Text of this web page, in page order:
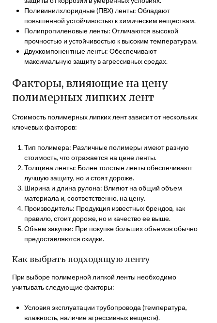
Поливинилхлоридные (ПВХ) ленты: Обладают
повышенной устойчивостью к химическим веществам.
Полипропиленовые ленты: Отличаются высокой
прочностью и устойчивостью к высоким температурам.
Двухкомпонентные ленты: Обеспечивают
максимальную защиту в агрессивных средах.
Факторы, влияющие на цену
полимерных липких лент
Стоимость полимерных липких лент зависит от нескольких
ключевых факторов:
Тип полимера: Различные полимеры имеют разную
стоимость, что отражается на цене ленты.
Толщина ленты: Более толстые ленты обеспечивают
лучшую защиту, но и стоят дороже.
Ширина и длина рулона: Влияют на общий объем
материала и, соответственно, на цену.
Производитель: Продукция известных брендов, как
правило, стоит дороже, но и качество ее выше.
Объем закупки: При покупке больших объемов обычно
предоставляются скидки.
Как выбрать подходящую ленту
При выборе полимерной липкой ленты необходимо
учитывать следующие факторы:
Условия эксплуатации трубопровода (температура,
влажность, наличие агрессивных веществ).